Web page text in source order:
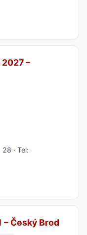
–
· Tel:
– Český Brod